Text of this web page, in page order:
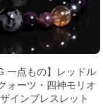
一点もの】レッドル
ォーツ・四神モリオ
インブレスレット